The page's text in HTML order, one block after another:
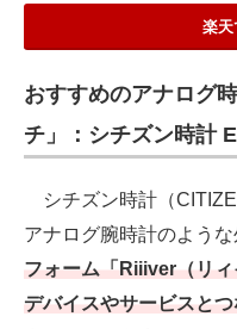
楽天
おすすめのアナログ
チ」：シチズン時計
シチズン時計（
アナログ腕時計のような
フォーム「Riiiver（リ
デバイスやサービスと